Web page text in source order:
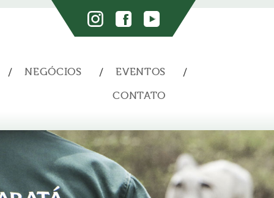
NEGÓCIOS EVENTOS
CONTATO